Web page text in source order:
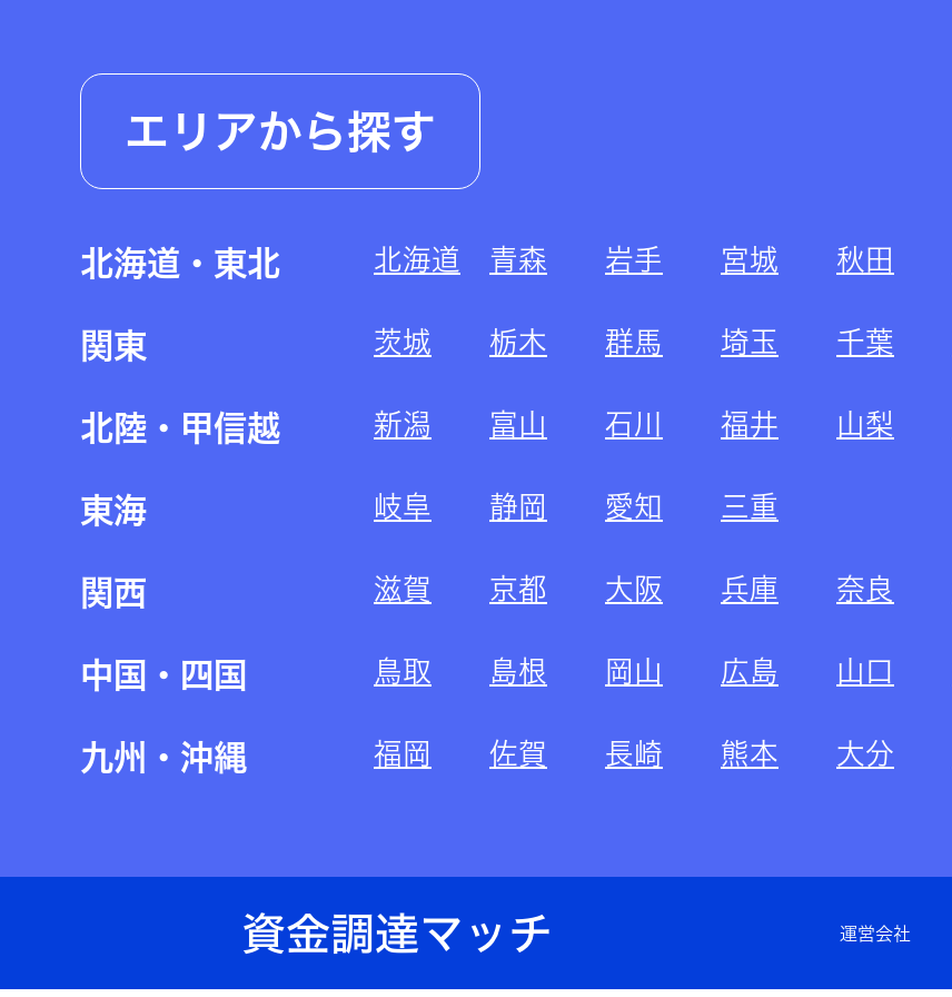
エリアから探す
北海道・東北 北海道 青森 岩手 宮城 秋田
関東 茨城 栃木 群馬 埼玉 千葉
北陸・甲信越 新潟 富山 石川 福井 山梨
東海 岐阜 静岡 愛知 三重
関西 滋賀 京都 大阪 兵庫 奈良
中国・四国 鳥取 島根 岡山 広島 山口
九州・沖縄 福岡 佐賀 長崎 熊本 大分
運営会社